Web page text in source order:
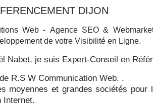
DIJON
Web - Agence SEO &
de votre Visibilité en Ligne.
Nabet, je suis Expert-Conseil en
R.S W Communication Web. .
moyennes et grandes sociétés
Internet.